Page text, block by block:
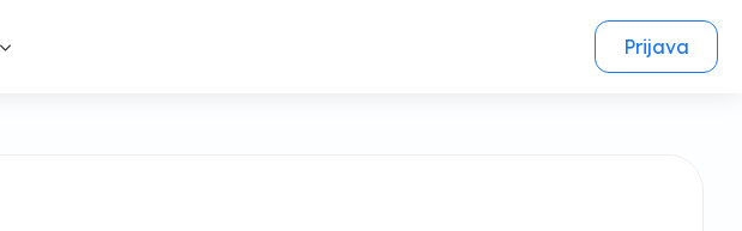
Prijava